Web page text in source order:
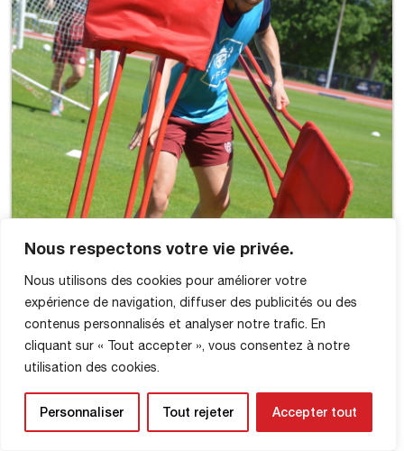
Nous respectons votre vie privée.
Nous utilisons des cookies pour améliorer votre
expérience de navigation, diffuser des publicités ou des
contenus personnalisés et analyser notre trafic. En
cliquant sur « Tout accepter », vous consentez à notre
utilisation des cookies.
Personnaliser Tout rejeter Accepter tout